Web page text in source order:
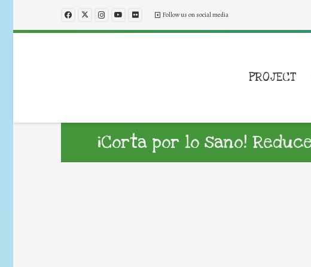
Follow us on social media
PROJECT
¡Corta por lo sano!